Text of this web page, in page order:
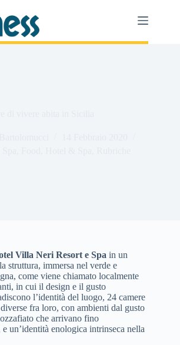
Villa Neri Resort e Spa in un
struttura, immersa nel verde e
come viene chiamato localmente
in cui il design e il gusto
l’identità del luogo, 24 camere
fra loro, con ambienti dal gusto
che arrivano fino
e un’identità enologica intrinseca nella